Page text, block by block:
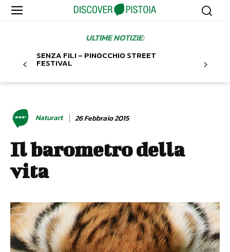
ULTIME NOTIZIE:
SENZA FILI – PINOCCHIO STREET
FESTIVAL
Naturart 26 Febbraio 2015
Il barometro della
vita